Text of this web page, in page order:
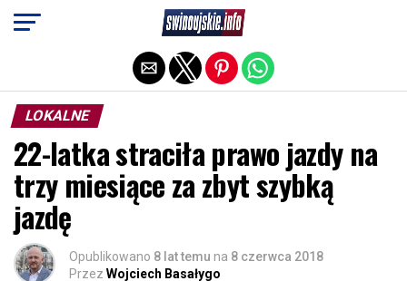
LOKALNE
22-latka straciła prawo jazdy na
trzy miesiące za zbyt szybką
jazdę
Opublikowano 8 lat temu na 8 czerwca 2018
Przez Wojciech Basałygo
Exit mobile version